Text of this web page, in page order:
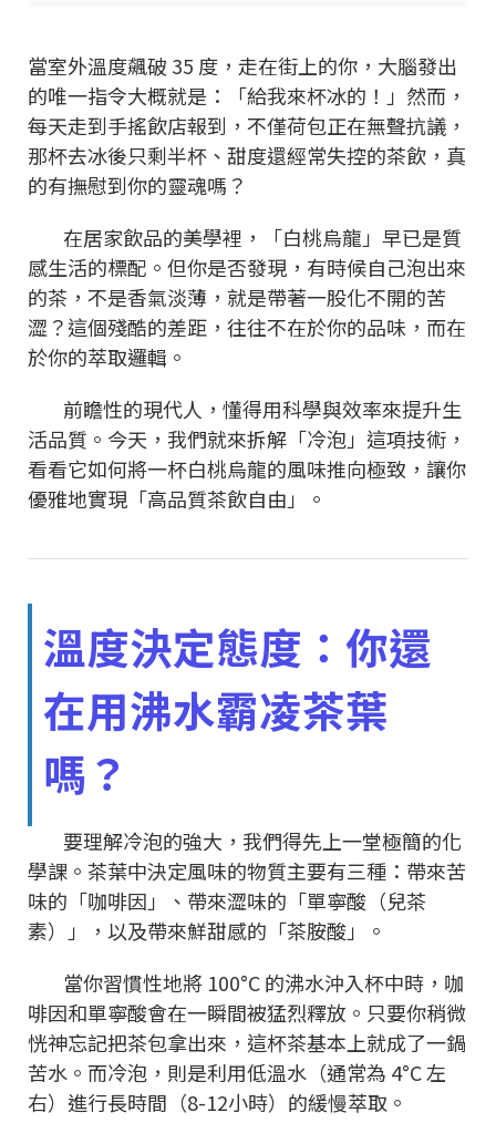
當室外溫度飆破 35 度，走在街上的你，大腦發出
的唯一指令大概就是：「給我來杯冰的！」然而，
每天走到手搖飲店報到，不僅荷包正在無聲抗議，
那杯去冰後只剩半杯、甜度還經常失控的茶飲，真
的有撫慰到你的靈魂嗎？
在居家飲品的美學裡，「白桃烏龍」早已是質
感生活的標配。但你是否發現，有時候自己泡出來
的茶，不是香氣淡薄，就是帶著一股化不開的苦
澀？這個殘酷的差距，往往不在於你的品味，而在
於你的萃取邏輯。
前瞻性的現代人，懂得用科學與效率來提升生
活品質。今天，我們就來拆解「冷泡」這項技術，
看看它如何將一杯白桃烏龍的風味推向極致，讓你
優雅地實現「高品質茶飲自由」。
溫度決定態度：你還
在用沸水霸凌茶葉
嗎？
要理解冷泡的強大，我們得先上一堂極簡的化
學課。茶葉中決定風味的物質主要有三種：帶來苦
味的「咖啡因」、帶來澀味的「單寧酸（兒茶
素）」，以及帶來鮮甜感的「茶胺酸」。
當你習慣性地將 100°C 的沸水沖入杯中時，咖
啡因和單寧酸會在一瞬間被猛烈釋放。只要你稍微
恍神忘記把茶包拿出來，這杯茶基本上就成了一鍋
苦水。而冷泡，則是利用低溫水（通常為 4°C 左
右）進行長時間（8-12小時）的緩慢萃取。